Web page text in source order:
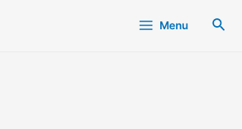
Menu Cari